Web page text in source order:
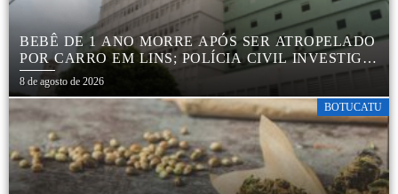
BEBÊ DE 1 ANO MORRE APÓS SER ATROPELADO
POR CARRO EM LINS; POLÍCIA CIVIL INVESTIGA
ACIDENTE
8 de agosto de 2026
BOTUCATU